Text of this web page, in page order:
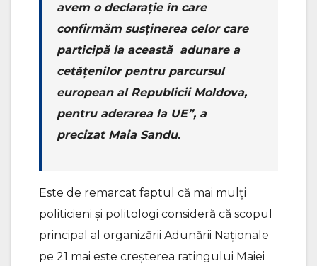
avem o declarație în care
confirmăm susținerea celor care
participă la această adunare a
cetățenilor pentru parcursul
european al Republicii Moldova,
pentru aderarea la UE”, a
precizat Maia Sandu.
Este de remarcat faptul că mai mulți
politicieni și politologi consideră că scopul
principal al organizării Adunării Naționale
pe 21 mai este creșterea ratingului Maiei